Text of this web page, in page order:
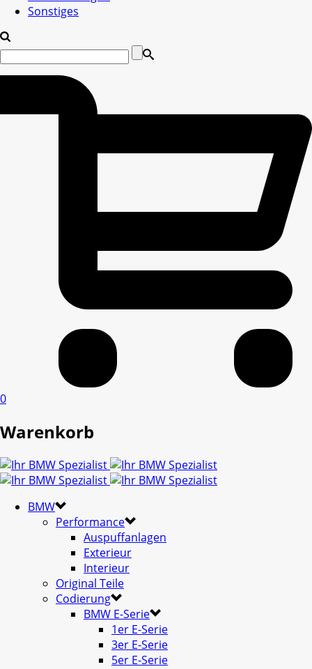
Sonstiges
0
Warenkorb
BMW
Performance
Auspuffanlagen
Exterieur
Interieur
Original Teile
Codierung
BMW E-Serie
1er E-Serie
3er E-Serie
5er E-Serie